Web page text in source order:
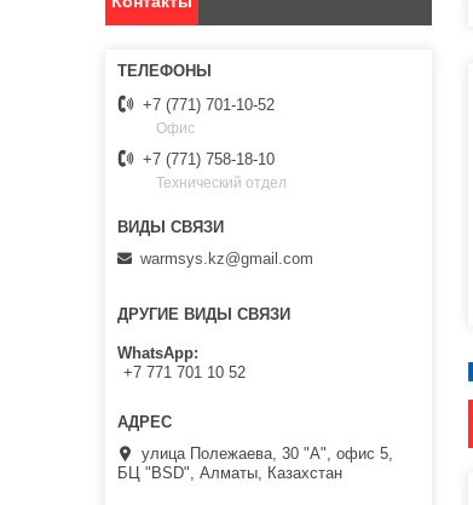
+7 (771) 701-10-52
Офис
+7 (771) 758-18-10
Технический отдел
warmsys.kz@gmail.com
ДРУГИЕ ВИДЫ СВЯЗИ
WhatsApp
+7 771 701 10 52
улица Полежаева, 30 "А", офис 5,
БЦ "BSD", Алматы, Казахстан